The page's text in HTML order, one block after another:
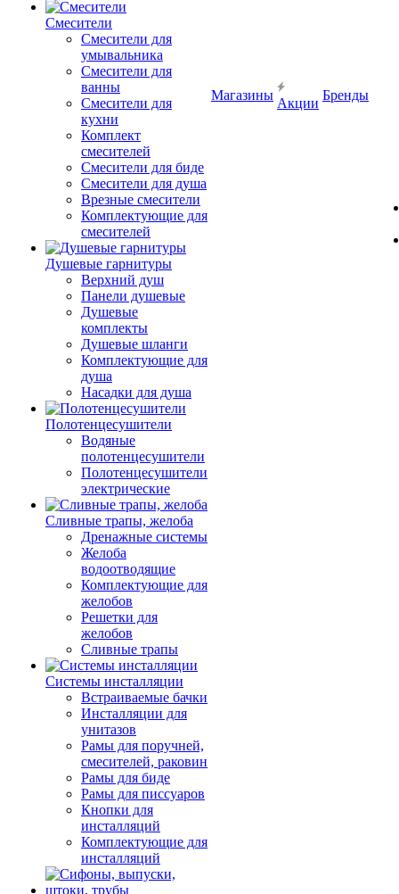
Смесители
Смесители для
умывальника
Смесители для
ванны
Смесители для
кухни
Комплект
смесителей
Смесители для биде
Смесители для душа
Врезные смесители
Комплектующие для
смесителей
Душевые гарнитуры
Верхний душ
Панели душевые
Душевые
комплекты
Душевые шланги
Комплектующие для
душа
Насадки для душа
Полотенцесушители
Водяные
полотенцесушители
Полотенцесушители
электрические
Сливные трапы, желоба
Дренажные системы
Желоба
водоотводящие
Комплектующие для
желобов
Решетки для
желобов
Сливные трапы
Системы инсталляции
Встраиваемые бачки
Инсталляции для
унитазов
Рамы для поручней,
смесителей, раковин
Рамы для биде
Рамы для писсуаров
Кнопки для
инсталляций
Комплектующие для
инсталляций
Магазины
Акции
Бренды